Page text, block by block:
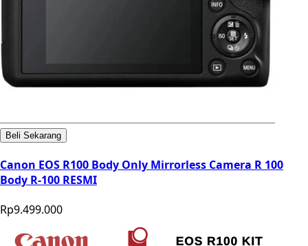
Beli Sekarang
Canon EOS R100 Body Only Mirrorless Camera R 100
Body R-100 RESMI
Rp9.499.000